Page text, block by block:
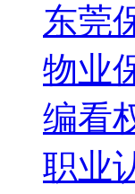
东莞
物业
编看
职业